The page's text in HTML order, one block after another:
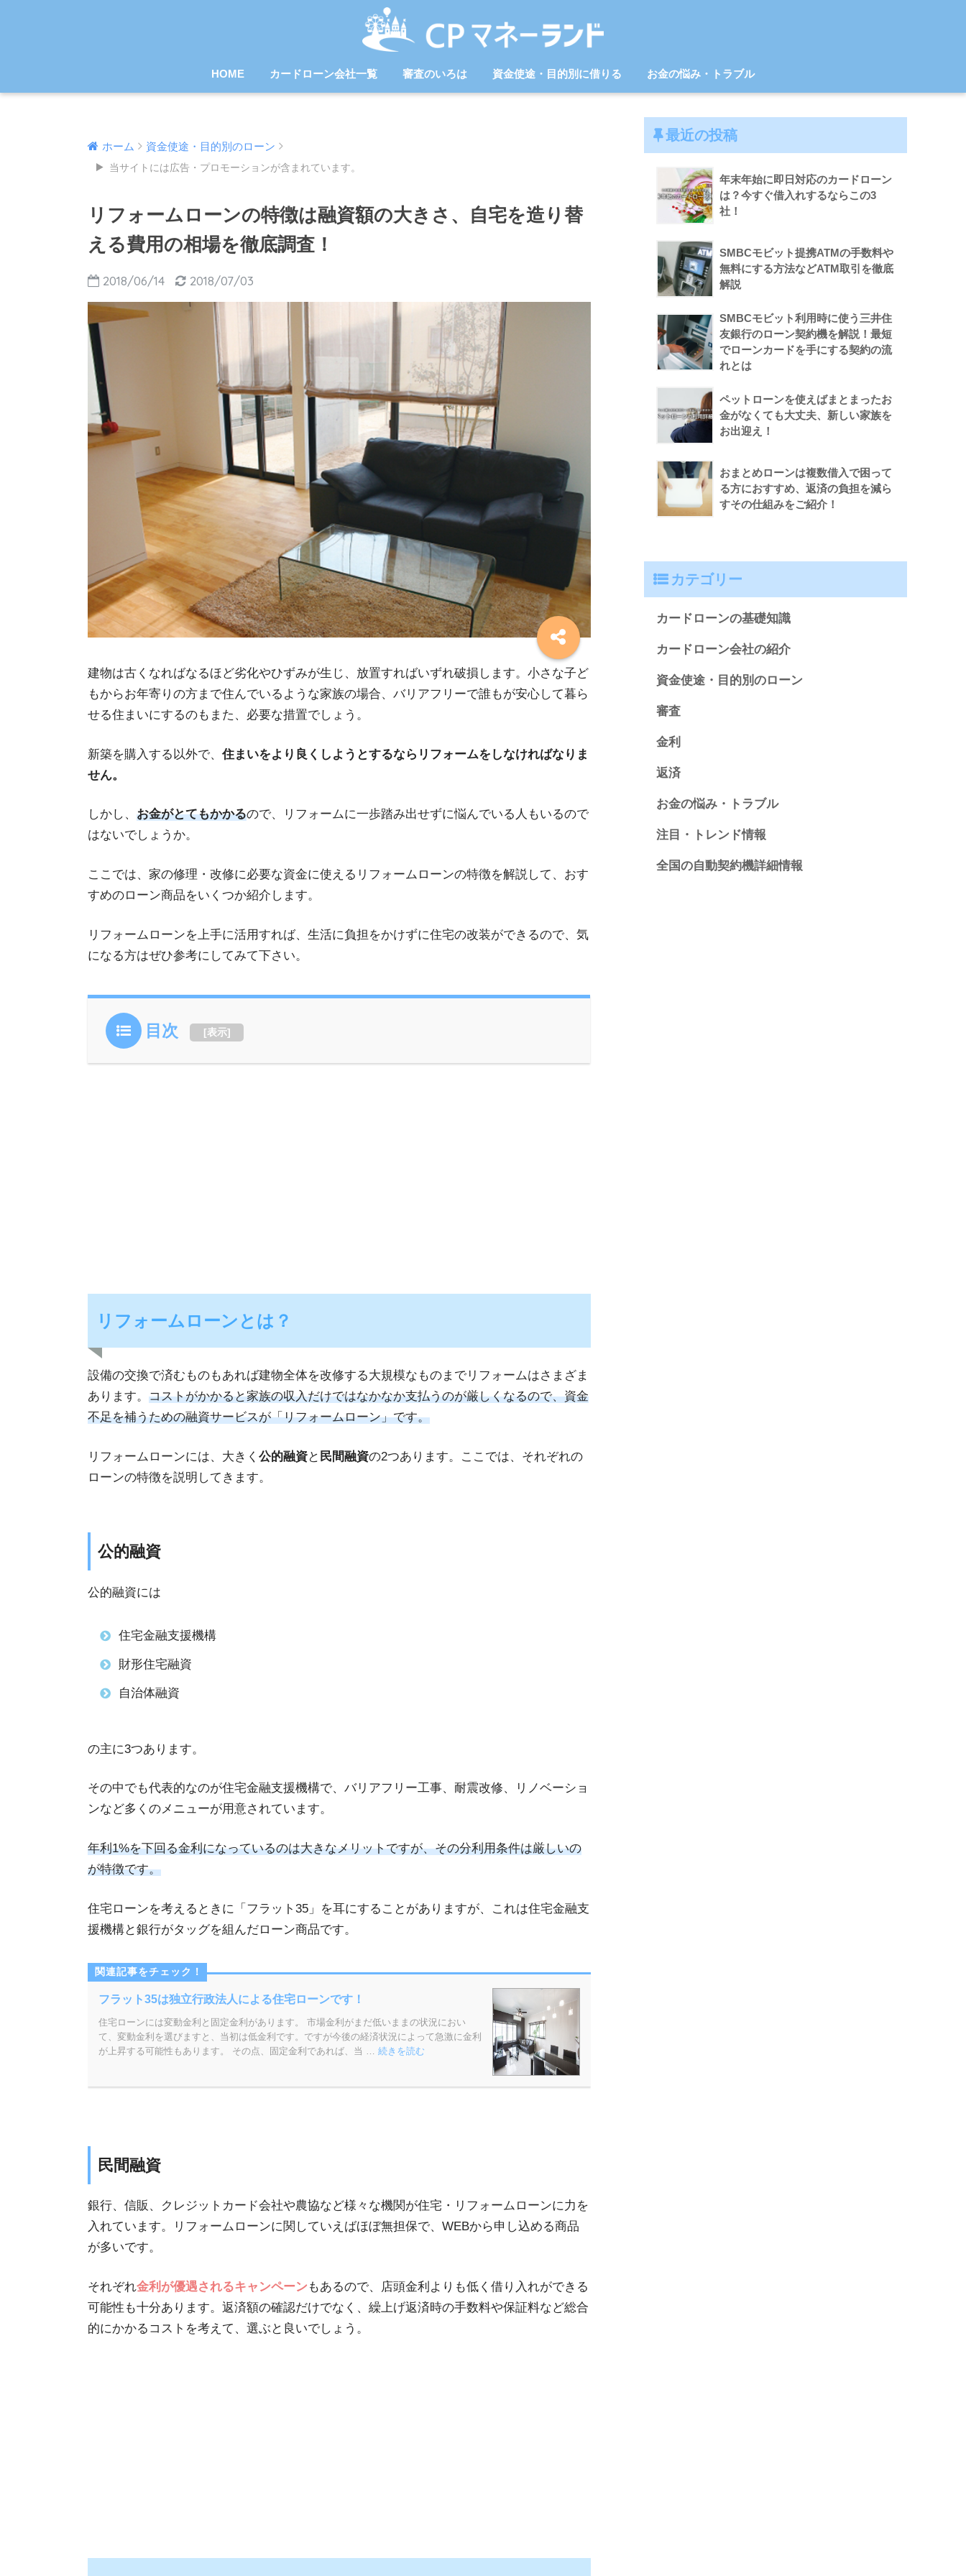
HOME カードローン会社一覧 審査のいろは 資金使途・目的別に借りる お金の悩み・トラブル
ホーム 資金使途・目的別のローン
当サイトには広告・プロモーションが含まれています。
リフォームローンの特徴は融資額の大きさ、自宅を造り替
える費用の相場を徹底調査！
2018/06/14 2018/07/03
建物は古くなればなるほど劣化やひずみが生じ、放置すればいずれ破損します。小さな子ど
もからお年寄りの方まで住んでいるような家族の場合、バリアフリーで誰もが安心して暮ら
せる住まいにするのもまた、必要な措置でしょう。
新築を購入する以外で、 住まいをより良くしようとするならリフォームをしなければなりま
せん。
しかし、 お金がとてもかかるので、リフォームに一歩踏み出せずに悩んでいる人もいるので
はないでしょうか。
ここでは、家の修理・改修に必要な資金に使えるリフォームローンの特徴を解説して、おす
すめのローン商品をいくつか紹介します。
リフォームローンを上手に活用すれば、生活に負担をかけずに住宅の改装ができるので、気
になる方はぜひ参考にしてみて下さい。
目次 [表示]
リフォームローンとは？
設備の交換で済むものもあれば建物全体を改修する大規模なものまでリフォームはさまざま
あります。 コストがかかると家族の収入だけではなかなか支払うのが厳しくなるので、資金
不足を補うための融資サービスが「リフォームローン」です。
リフォームローンには、大きく 公的融資と 民間融資の2つあります。ここでは、それぞれの
ローンの特徴を説明してきます。
公的融資
公的融資には
住宅金融支援機構
財形住宅融資
自治体融資
の主に3つあります。
その中でも代表的なのが住宅金融支援機構で、バリアフリー工事、耐震改修、リノベーショ
ンなど多くのメニューが用意されています。
年利1%を下回る金利になっているのは大きなメリットですが、その分利用条件は厳しいの
が特徴です。
住宅ローンを考えるときに「フラット35」を耳にすることがありますが、これは住宅金融支
援機構と銀行がタッグを組んだローン商品です。
民間融資
銀行、信販、クレジットカード会社や農協など様々な機関が住宅・リフォームローンに力を
入れています。リフォームローンに関していえばほぼ無担保で、WEBから申し込める商品
が多いです。
それぞれ金利が優遇されるキャンペーン もあるので、店頭金利よりも低く借り入れができる
可能性も十分あります。返済額の確認だけでなく、繰上げ返済時の手数料や保証料など総合
的にかかるコストを考えて、選ぶと良いでしょう。
最近の投稿
年末年始に即日対応のカードローン
は？今すぐ借入れするならこの3
社！
SMBCモビット提携ATMの手数料や
無料にする方法などATM取引を徹底
解説
SMBCモビット利用時に使う三井住
友銀行のローン契約機を解説！最短
でローンカードを手にする契約の流
れとは
ペットローンを使えばまとまったお
金がなくても大丈夫、新しい家族を
お出迎え！
おまとめローンは複数借入で困って
る方におすすめ、返済の負担を減ら
すその仕組みをご紹介！
カテゴリー
カードローンの基礎知識
カードローン会社の紹介
資金使途・目的別のローン
審査
金利
返済
お金の悩み・トラブル
注目・トレンド情報
全国の自動契約機詳細情報